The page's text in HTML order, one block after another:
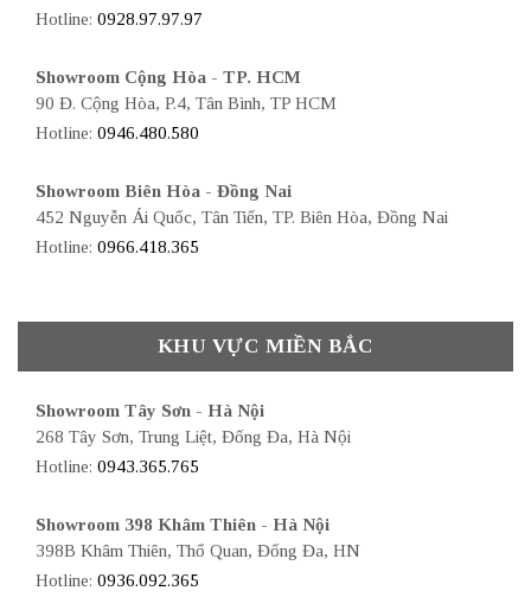
Hotline: 0928.97.97.97
Showroom Cộng Hòa - TP. HCM
90 Đ. Cộng Hòa, P.4, Tân Bình, TP HCM
Hotline: 0946.480.580
Showroom Biên Hòa - Đồng Nai
452 Nguyễn Ái Quốc, Tân Tiến, TP. Biên Hòa, Đồng Nai
Hotline: 0966.418.365
KHU VỰC MIỀN BẮC
Showroom Tây Sơn - Hà Nội
268 Tây Sơn, Trung Liệt, Đống Đa, Hà Nội
Hotline: 0943.365.765
Showroom 398 Khâm Thiên - Hà Nội
398B Khâm Thiên, Thổ Quan, Đống Đa, HN
Hotline: 0936.092.365